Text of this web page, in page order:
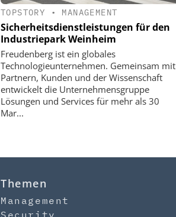
TOPSTORY • MANAGEMENT
Sicherheitsdienstleistungen für den
Industriepark Weinheim
Freudenberg ist ein globales
Technologieunternehmen. Gemeinsam mit
Partnern, Kunden und der Wissenschaft
entwickelt die Unternehmensgruppe
Lösungen und Services für mehr als 30
Mar...
Themen
Management